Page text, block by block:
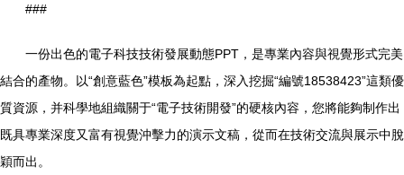
###
一份出色的電子科技技術發展動態PPT，是專業內容與視覺形式完美
結合的產物。以“創意藍色”模板為起點，深入挖掘“編號18538423”這類優
質資源，并科學地組織關于“電子技術開發”的硬核內容，您將能夠制作出
既具專業深度又富有視覺沖擊力的演示文稿，從而在技術交流與展示中脫
穎而出。